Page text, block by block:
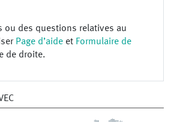
ou des questions relatives au
Page d’aide et Formulaire de
de droite.